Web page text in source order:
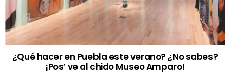
¿Qué hacer en Puebla este verano? ¿No sabes?
¡Pos’ ve al chido Museo Amparo!